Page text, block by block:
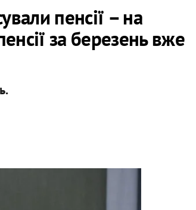
пенсії – на
за березень вже